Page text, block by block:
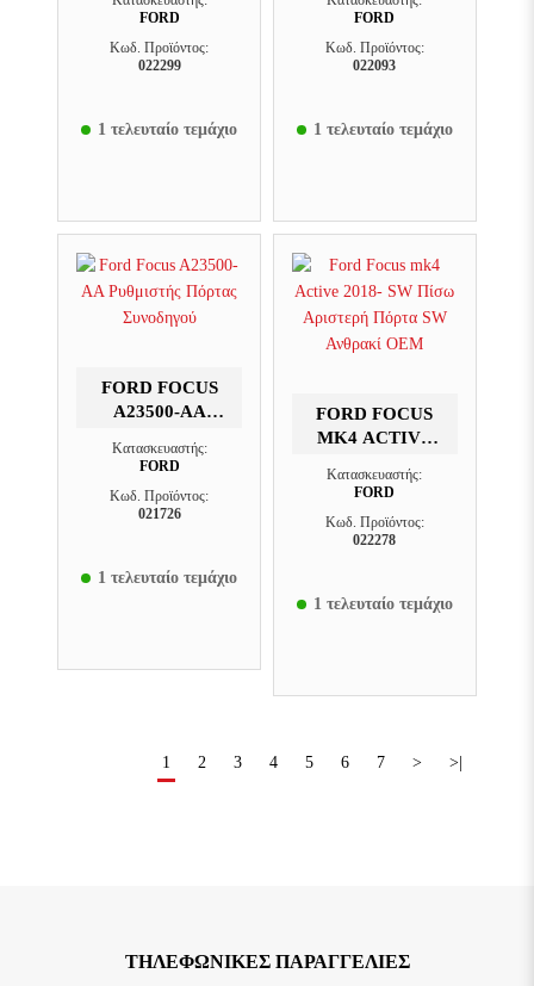
ΔΕΞΙΆ
FORD
Κωδ. Προϊόντος:
022299
1 τελευταίο τεμάχιο
ΣΥΝΟΔΗΓΟΎ
FORD
Κωδ. Προϊόντος:
022093
1 τελευταίο τεμάχιο
FORD FOCUS
A23500-AA
ΠΌΡΤΑΣ
Κατασκευαστής:
FORD
Κωδ. Προϊόντος:
021726
1 τελευταίο τεμάχιο
FORD FOCUS
MK4 ACTIVE
ΑΡΙΣΤΕΡΉ
ΑΝΘΡΑΚΊ OEM
Κατασκευαστής:
FORD
Κωδ. Προϊόντος:
022278
1 τελευταίο τεμάχιο
1 2 3 4 5 6 7 > >|
TΗΛΕΦΩΝΙΚΈΣ ΠΑΡΑΓΓΕΛΊΕΣ